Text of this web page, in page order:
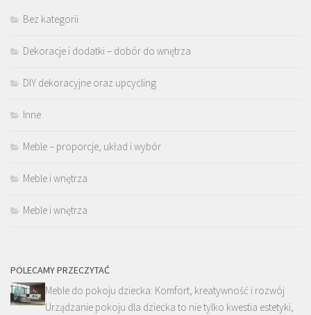
Bez kategorii
Dekoracje i dodatki – dobór do wnętrza
DIY dekoracyjne oraz upcycling
Inne
Meble – proporcje, układ i wybór
Meble i wnętrza
Meble i wnętrza
POLECAMY PRZECZYTAĆ
Meble do pokoju dziecka: Komfort, kreatywność i rozwój
Urządzanie pokoju dla dziecka to nie tylko kwestia estetyki,